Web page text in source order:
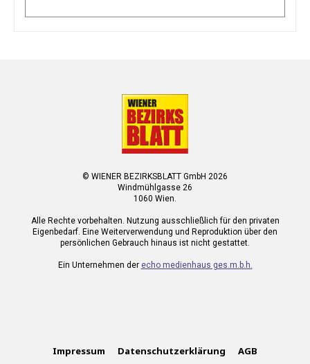
© WIENER BEZIRKSBLATT GmbH 2026
Windmühlgasse 26
1060 Wien.
Alle Rechte vorbehalten. Nutzung ausschließlich für den privaten
Eigenbedarf. Eine Weiterverwendung und Reproduktion über den
persönlichen Gebrauch hinaus ist nicht gestattet.
Ein Unternehmen der echo medienhaus ges.m.b.h.
Impressum Datenschutzerklärung AGB